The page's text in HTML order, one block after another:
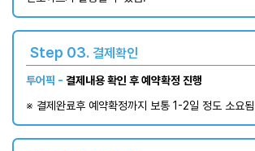
Step 03. 결제확인
투어픽 - 결제내용 확인 후 예약확정 진행
※ 결제완료후 예약확정까지 보통 1-2일 정도 소요